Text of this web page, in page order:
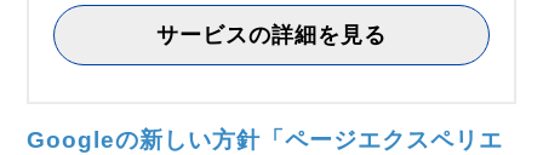
サービスの詳細を見る
Googleの新しい方針「ページエクスペリエ